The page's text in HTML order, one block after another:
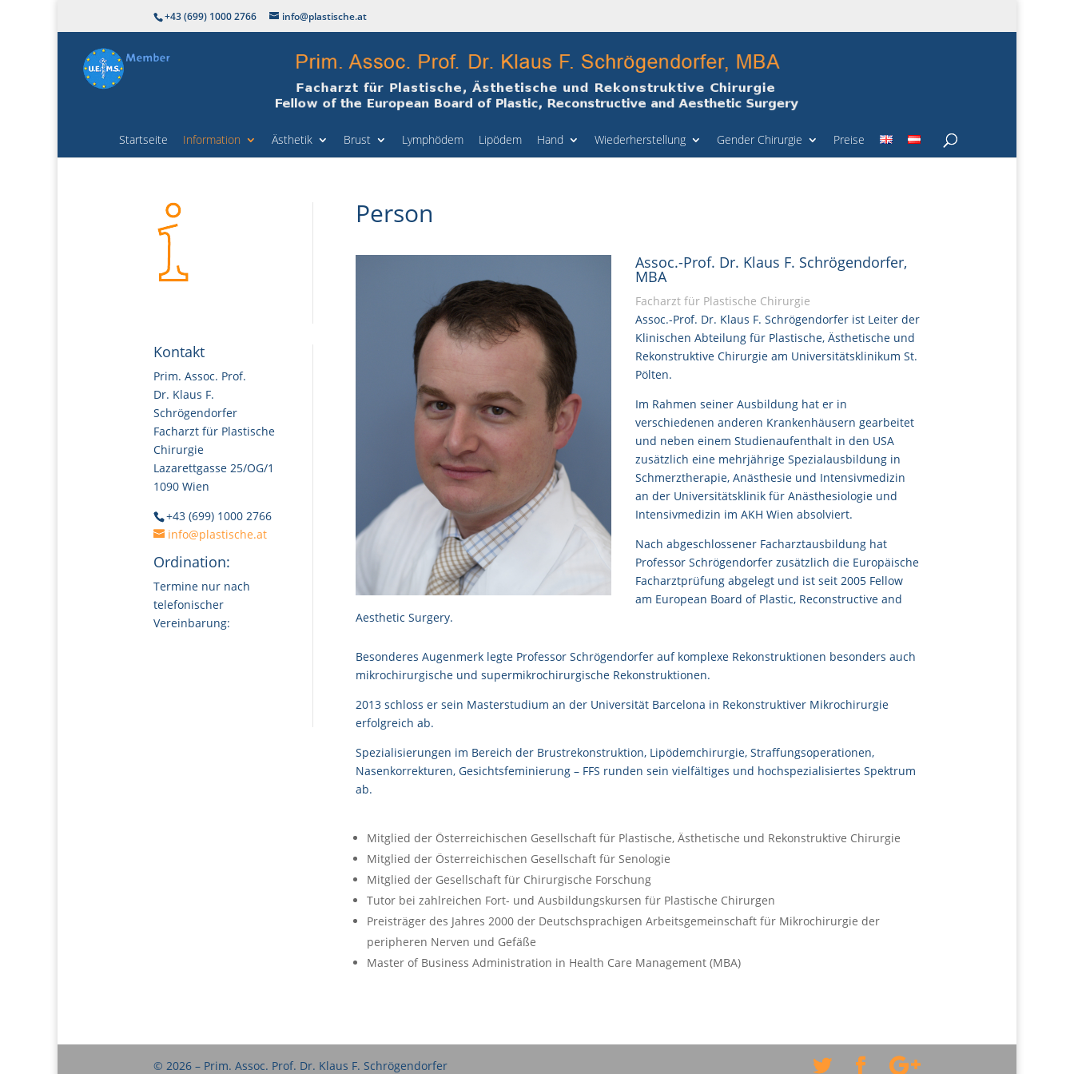
+43 (699) 1000 2766 info@plastische.at
Startseite Information Ästhetik Brust Lymphödem Lipödem Hand Wiederherstellung Gender Chirurgie Preise
Kontakt
Prim. Assoc. Prof.
Dr. Klaus F.
Schrögendorfer
Facharzt für Plastische
Chirurgie
Lazarettgasse 25/OG/1
1090 Wien
+43 (699) 1000 2766
info@plastische.at
Ordination:
Termine nur nach
telefonischer
Vereinbarung:
Person
Assoc.-Prof. Dr. Klaus F. Schrögendorfer,
MBA
Facharzt für Plastische Chirurgie
Assoc.-Prof. Dr. Klaus F. Schrögendorfer ist Leiter der
Klinischen Abteilung für Plastische, Ästhetische und
Rekonstruktive Chirurgie am Universitätsklinikum St.
Pölten.
Im Rahmen seiner Ausbildung hat er in
verschiedenen anderen Krankenhäusern gearbeitet
und neben einem Studienaufenthalt in den USA
zusätzlich eine mehrjährige Spezialausbildung in
Schmerztherapie, Anästhesie und Intensivmedizin
an der Universitätsklinik für Anästhesiologie und
Intensivmedizin im AKH Wien absolviert.
Nach abgeschlossener Facharztausbildung hat
Professor Schrögendorfer zusätzlich die Europäische
Facharztprüfung abgelegt und ist seit 2005 Fellow
am European Board of Plastic, Reconstructive and
Aesthetic Surgery.
Besonderes Augenmerk legte Professor Schrögendorfer auf komplexe Rekonstruktionen besonders auch
mikrochirurgische und supermikrochirurgische Rekonstruktionen.
2013 schloss er sein Masterstudium an der Universität Barcelona in Rekonstruktiver Mikrochirurgie
erfolgreich ab.
Spezialisierungen im Bereich der Brustrekonstruktion, Lipödemchirurgie, Straffungsoperationen,
Nasenkorrekturen, Gesichtsfeminierung – FFS runden sein vielfältiges und hochspezialisiertes Spektrum
ab.
Mitglied der Österreichischen Gesellschaft für Plastische, Ästhetische und Rekonstruktive Chirurgie
Mitglied der Österreichischen Gesellschaft für Senologie
Mitglied der Gesellschaft für Chirurgische Forschung
Tutor bei zahlreichen Fort- und Ausbildungskursen für Plastische Chirurgen
Preisträger des Jahres 2000 der Deutschsprachigen Arbeitsgemeinschaft für Mikrochirurgie der
peripheren Nerven und Gefäße
Master of Business Administration in Health Care Management (MBA)
© 2026 – Prim. Assoc. Prof. Dr. Klaus F. Schrögendorfer